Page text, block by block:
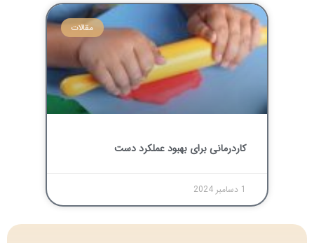
مقالات
کاردرمانی برای بهبود عملکرد دست
1 دسامبر 2024